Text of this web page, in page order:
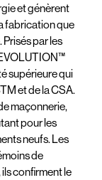
et génèrent
fabrication que
par les
supérieure qui
et de la CSA.
maçonnerie,
pour les
neufs. Les
de
confirment le